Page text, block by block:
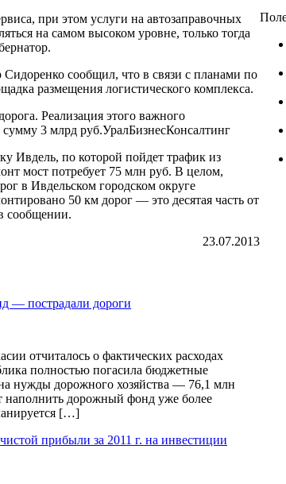
при этом услуги на автозаправочных
на самом высоком уровне, только тогда
сообщил, что в связи с планами по
размещения логистического комплекса.
Реализация этого важного
3 млрд руб.УралБизнесКонсалтинг
Ивдель, по которой пойдет трафик из
мост потребует 75 млн руб. В целом,
в Ивдельском городском округе
50 км дорог — это десятая часть от
сообщении.
23.07.2013
— пострадали дороги
отчиталось о фактических расходах
полностью погасила бюджетные
нужды дорожного хозяйства — 76,1 млн
дорожный фонд уже более
[…]
прибыли за 2011 г. на инвестиции